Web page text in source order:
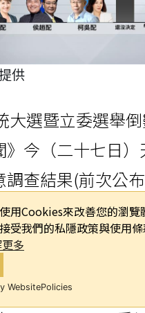
用Cookies來改善您的瀏覽
受我們的私隱政策與使用
多
WebsitePolicies
供
大選暨立委選舉倒
》今（二十七日
調查結果(前次公
民調 賴蕭配
次 柯吳23.2%墊底